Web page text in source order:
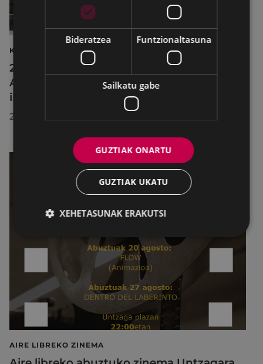
KULTURA
2026ko Delta Cultura Saria jaso du
Armagintzaren Museoak, izandako
ibilbideagatik
2026/07/23
AIRE LIBREKO ZINEMA
Bideratzea Funtzionaltasuna
Sailkatu gabe
GUZTIAK ONARTU
GUZTIAK UKATU
XEHETASUNAK ERAKUTSI